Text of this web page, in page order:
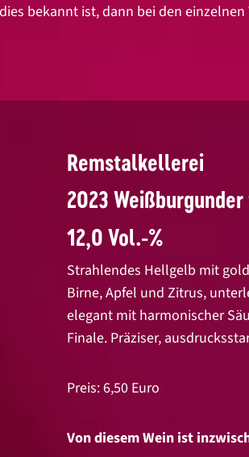
bekannt ist, dann bei den einzelnen
Remstalkellerei
2023
12,0 Vol.-%
Strahlendes Hellgelb mit
Birne, Apfel und Zitrus,
elegant mit harmonischer
Finale. Präziser,
Preis: 6,50 Euro
Von diesem Wein ist